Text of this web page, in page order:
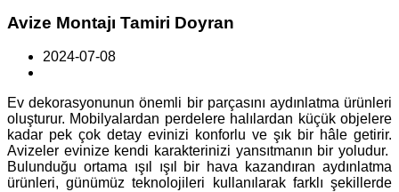
Avize Montajı Tamiri Doyran
2024-07-08
Ev dekorasyonunun önemli bir parçasını aydınlatma ürünleri
oluşturur. Mobilyalardan perdelere halılardan küçük objelere
kadar pek çok detay evinizi konforlu ve şık bir hâle getirir.
Avizeler evinize kendi karakterinizi yansıtmanın bir yoludur.
Bulunduğu ortama ışıl ışıl bir hava kazandıran aydınlatma
ürünleri, günümüz teknolojileri kullanılarak farklı şekillerde